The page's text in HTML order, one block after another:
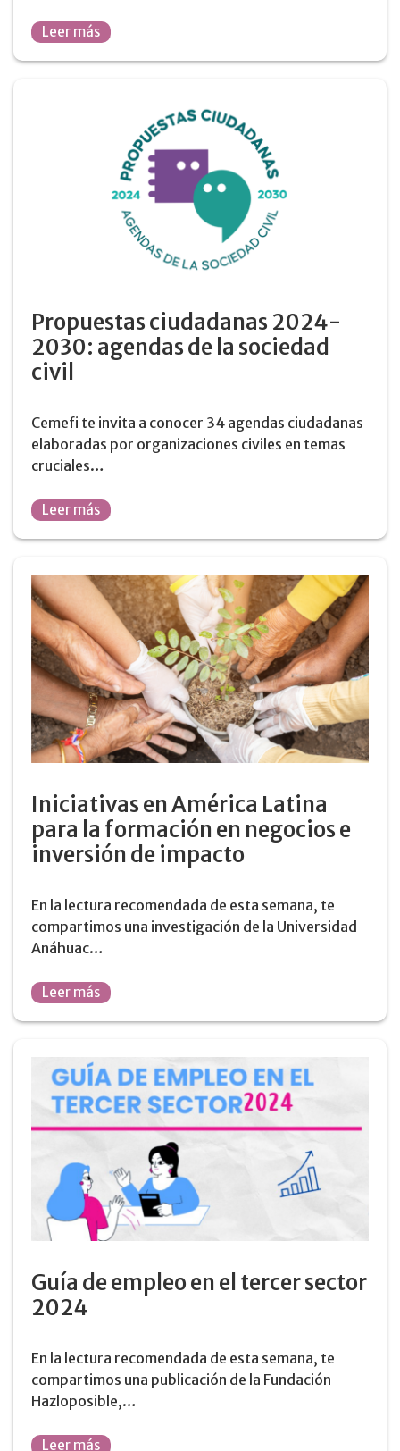
Leer más
Propuestas ciudadanas 2024-
2030: agendas de la sociedad
civil
Cemefi te invita a conocer 34 agendas ciudadanas
elaboradas por organizaciones civiles en temas
cruciales…
Leer más
Iniciativas en América Latina
para la formación en negocios e
inversión de impacto
En la lectura recomendada de esta semana, te
compartimos una investigación de la Universidad
Anáhuac…
Leer más
Guía de empleo en el tercer sector
2024
En la lectura recomendada de esta semana, te
compartimos una publicación de la Fundación
Hazloposible,…
Leer más